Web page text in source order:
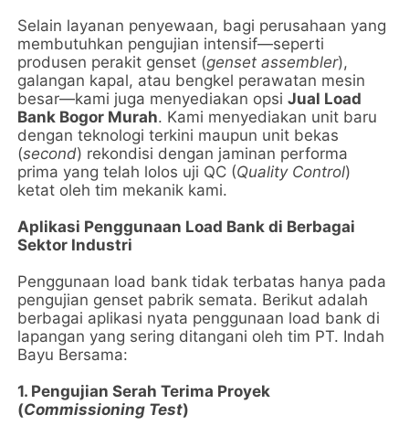
Selain layanan penyewaan, bagi perusahaan yang
membutuhkan pengujian intensif—seperti
produsen perakit genset (genset assembler),
galangan kapal, atau bengkel perawatan mesin
besar—kami juga menyediakan opsiJual Load
Bank Bogor Murah. Kami menyediakan unit baru
dengan teknologi terkini maupun unit bekas
(second) rekondisi dengan jaminan performa
prima yang telah lolos uji QC (Quality Control)
ketat oleh tim mekanik kami.
Aplikasi Penggunaan Load Bank di Berbagai
Sektor Industri
Penggunaan load bank tidak terbatas hanya pada
pengujian genset pabrik semata. Berikut adalah
berbagai aplikasi nyata penggunaan load bank di
lapangan yang sering ditangani oleh tim PT. Indah
Bayu Bersama:
1. Pengujian Serah Terima Proyek
(Commissioning Test)